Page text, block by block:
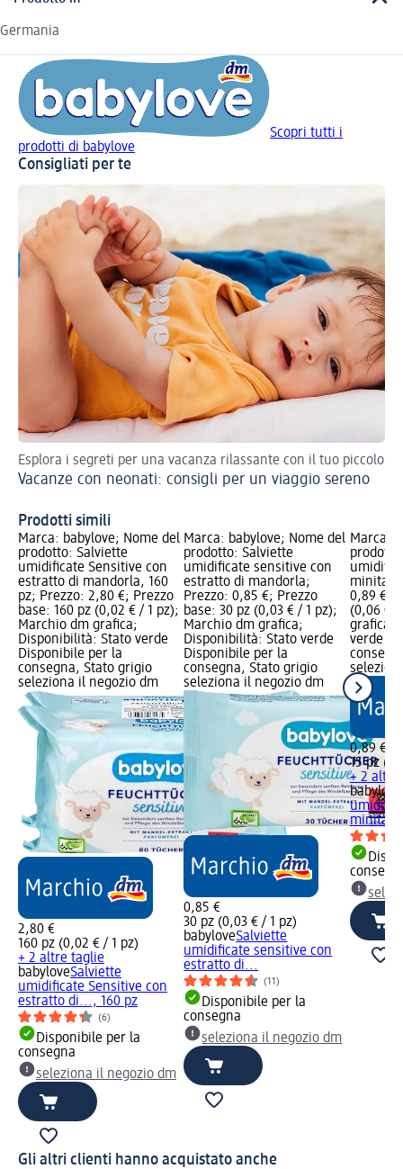
Germania
Scopri tutti i
prodotti di babylove
Consigliati per te
Esplora i segreti per una vacanza rilassante con il tuo piccolo
Vacanze con neonati: consigli per un viaggio sereno
Prodotti simili
Marca: babylove; Nome del
prodotto: Salviette
umidificate Sensitive con
estratto di mandorla, 160
pz; Prezzo: 2,80 €; Prezzo
base: 160 pz (0,02 € / 1 pz);
Marchio dm grafica;
Disponibilità: Stato verde
Disponibile per la
consegna, Stato grigio
seleziona il negozio dm
2,80 €
160 pz (0,02 € / 1 pz)
+ 2 altre taglie
babyloveSalviette
umidificate Sensitive con
estratto di..., 160 pz
(6)
Disponibile per la
consegna
seleziona il negozio dm
Marca: babylove; Nome del
prodotto: Salviette
umidificate sensitive con
estratto di mandorla;
Prezzo: 0,85 €; Prezzo
base: 30 pz (0,03 € / 1 pz);
Marchio dm grafica;
Disponibilità: Stato verde
Disponibile per la
consegna, Stato grigio
seleziona il negozio dm
0,85 €
30 pz (0,03 € / 1 pz)
babyloveSalviette
umidificate sensitive con
estratto di...
(11)
Disponibile per la
consegna
seleziona il negozio dm
Marca:
0,89 €;
(0,06 € /
grafica;
verde
0,89 €
15 pz
+ 2 altre
babylove
Gli altri clienti hanno acquistato anche